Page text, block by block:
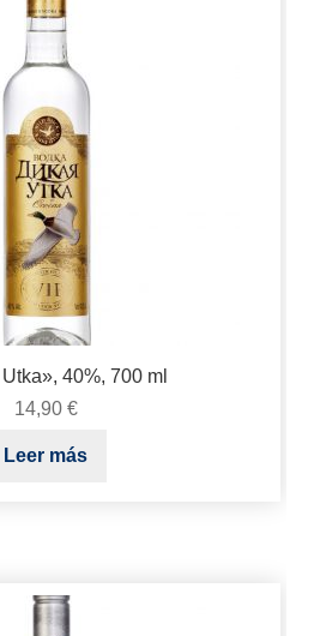
40%, 700 ml
14,90 €
Leer más